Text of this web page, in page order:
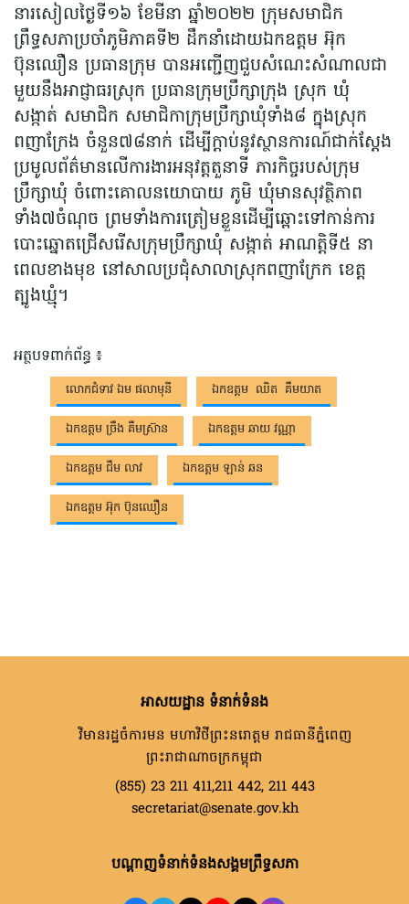
នារសៀលថ្ងៃទី១៦ ខែមីនា ឆ្នាំ២០២២ ក្រុមសមាជិក
ព្រឹទ្ធសភាប្រចាំភូមិភាគទី២ ដឹកនាំដោយឯកឧត្តម អ៊ុក
ប៊ុនឈឿន ប្រធានក្រុម បានអញ្ជើញជួបសំណេះសំណាលជា
មួយនឹងអាជ្ញាធរស្រុក ប្រធានក្រុមប្រឹក្សាក្រុង ស្រុក ឃុំ
សង្កាត់ សមាជិក សមាជិកាក្រុមប្រឹក្សាឃុំទាំង៨ ក្នុងស្រុក
ពញាក្រែង ចំនួន៧៨នាក់ ដើម្បីក្តាប់នូវស្ថានការណ៍ជាក់ស្តែង
ប្រមូលព័ត៌មានលើការងារអនុវត្តតួនាទី ភារកិច្ចរបស់ក្រុម
ប្រឹក្សាឃុំ ចំពោះគោលនយោបាយ ភូមិ ឃុំមានសុវត្ថិភាព
ទាំង៧ចំណុច ព្រមទាំងការត្រៀមខ្លួនដើម្បីឆ្ពោះទៅកាន់ការ
បោះឆ្នោតជ្រើសរើសក្រុមប្រឹក្សាឃុំ សង្កាត់ អាណត្តិទី៥ នា
ពេលខាងមុខ នៅសាលប្រជុំសាលាស្រុកពញាក្រែក ខេត្ត
ត្បូងឃ្មុំ។
អត្ថបទពាក់ព័ន្ធ ៖
លោកជំទាវ ឯម ផលាមុនី ឯកឧត្ដម ឈិត គឹមយាត
ឯកឧត្តម ច្រឹង គឹមស្រ៊ាន ឯកឧត្តម ឆាយ វណ្ណា
ឯកឧត្តម ជឹម លាវ ឯកឧត្តម ឡាន់ ឆន
ឯកឧត្តម អ៊ុក ប៊ុនឈឿន
អាសយដ្ឋាន ទំនាក់ទំនង
វិមានរដ្ឋចំការមន មហាវិថីព្រះនរោត្តម រាជធានីភ្នំពេញ
ព្រះរាជាណាចក្រកម្ពុជា
(855) 23 211 411,211 442, 211 443
secretariat@senate.gov.kh
បណ្តាញទំនាក់ទំនងសង្គមព្រឹទ្ធសភា